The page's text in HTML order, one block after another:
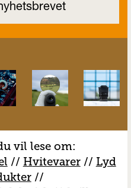
vil lese om:
// Hvitevarer// Lyd
//